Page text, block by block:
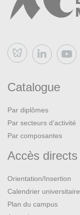
Bluesky
Catalogue
Par diplômes
Par secteurs d’activité
Par composantes
Accès directs
Orientation/Insertion
Calendrier universitaire
Plan du campus